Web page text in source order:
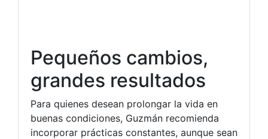
Pequeños cambios,
grandes resultados
Para quienes desean prolongar la vida en
buenas condiciones, Guzmán recomienda
incorporar prácticas constantes, aunque sean